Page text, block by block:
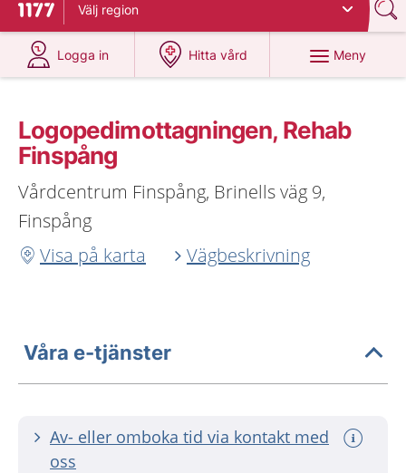
Till startsidan för 1177
Välj region
Logga in
på 1177.se
Hitta vård
på 1177.se
Meny
Logopedimottagningen, Rehab
Finspång
Vårdcentrum Finspång, Brinells väg 9,
Finspång
Visa på karta
Vägbeskrivning
Våra e-tjänster
Av- eller omboka tid via kontakt med
oss